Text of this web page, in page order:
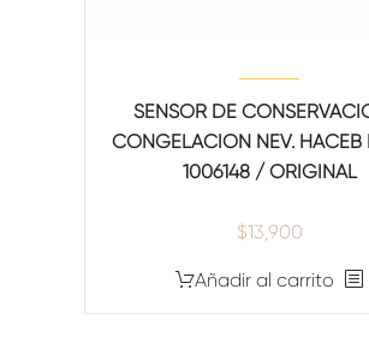
SENSOR DE
CONGELACION NEV.
1006148 / ORIGINAL
$13,900
Añadir al carrito